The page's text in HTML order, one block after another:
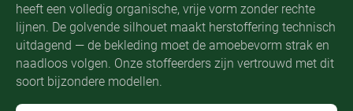
heeft een volledig organische, vrije vorm zonder rechte
lijnen. De golvende silhouet maakt herstoffering technisch
uitdagend — de bekleding moet de amoebevorm strak en
naadloos volgen. Onze stoffeerders zijn vertrouwd met dit
soort bijzondere modellen.